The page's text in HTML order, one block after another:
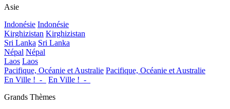
Asie
Indonésie Indonésie
Kirghizistan Kirghizistan
Sri Lanka Sri Lanka
Népal Népal
Laos Laos
Pacifique, Océanie et Australie Pacifique, Océanie et Australie
En Ville !_-_
En Ville !_-_
Grands Thèmes